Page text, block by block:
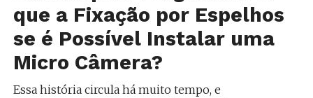
que a Fixação por Espelhos
se é Possível Instalar uma
Micro Câmera?
Essa história circula há muito tempo, e